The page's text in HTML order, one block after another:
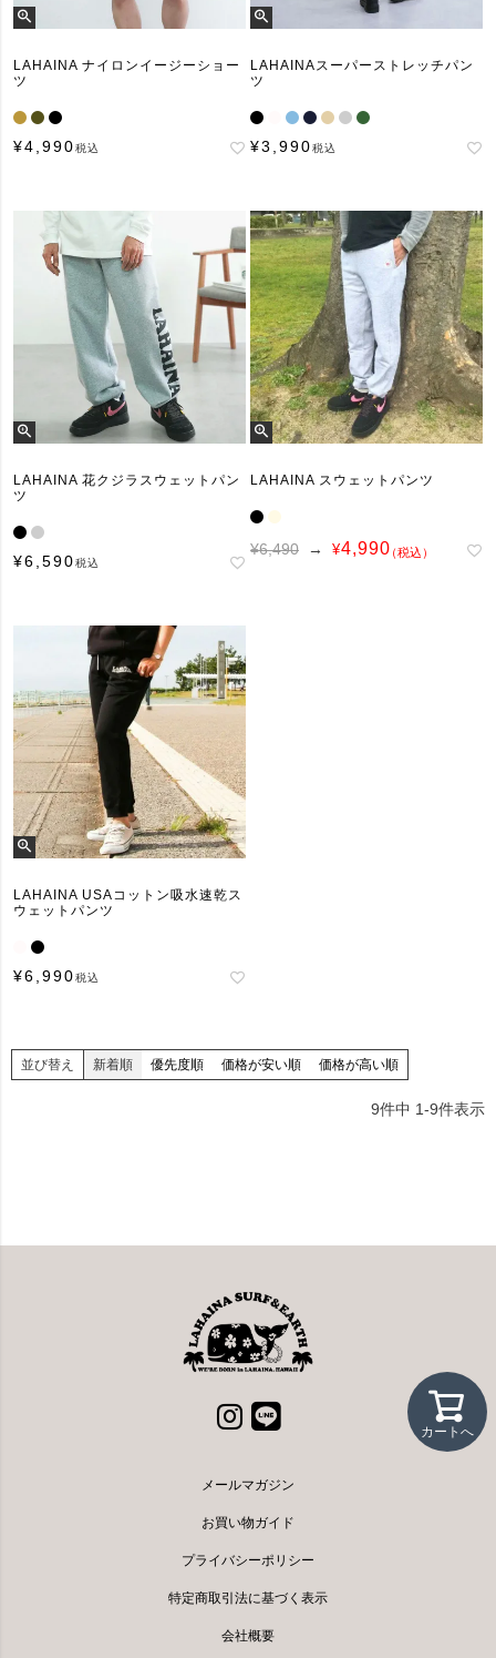
LAHAINA ナイロンイージーショー
ツ
¥4,990税込
LAHAINAスーパーストレッチパン
ツ
¥3,990税込
LAHAINA 花クジラスウェットパン
ツ
¥6,590税込
LAHAINA スウェットパンツ
¥6,490 → ¥4,990（税込）
LAHAINA USAコットン吸水速乾ス
ウェットパンツ
¥6,990税込
並び替え 新着順 優先度順 価格が安い順 価格が高い順
9件中 1-9件表示
カートへ
メールマガジン
お買い物ガイド
プライバシーポリシー
特定商取引法に基づく表示
会社概要